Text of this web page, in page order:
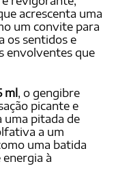
acrescenta uma
um convite para
os sentidos e
envolventes que
ml , o gengibre
picante e
uma pitada de
a um
uma batida
à